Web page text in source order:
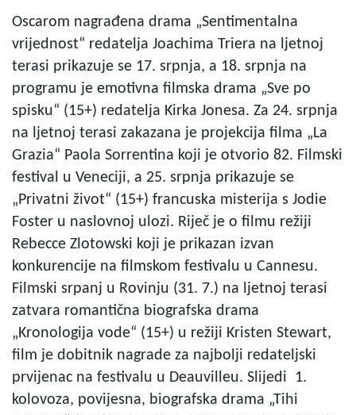
Oscarom nagrađena drama „Sentimentalna
vrijednost“ redatelja Joachima Triera na ljetnoj
terasi prikazuje se 17. srpnja, a 18. srpnja na
programu je emotivna filmska drama „Sve po
spisku“ (15+) redatelja Kirka Jonesa. Za 24. srpnja
na ljetnoj terasi zakazana je projekcija filma „La
Grazia“ Paola Sorrentina koji je otvorio 82. Filmski
festival u Veneciji, a 25. srpnja prikazuje se
„Privatni život“ (15+) francuska misterija s Jodie
Foster u naslovnoj ulozi. Riječ je o filmu režiji
Rebecce Zlotowski koji je prikazan izvan
konkurencije na filmskom festivalu u Cannesu.
Filmski srpanj u Rovinju (31. 7.) na ljetnoj terasi
zatvara romantična biografska drama
„Kronologija vode“ (15+) u režiji Kristen Stewart,
film je dobitnik nagrade za najbolji redateljski
prvijenac na festivalu u Deauvilleu. Slijedi 1.
kolovoza, povijesna, biografska drama „Tihi